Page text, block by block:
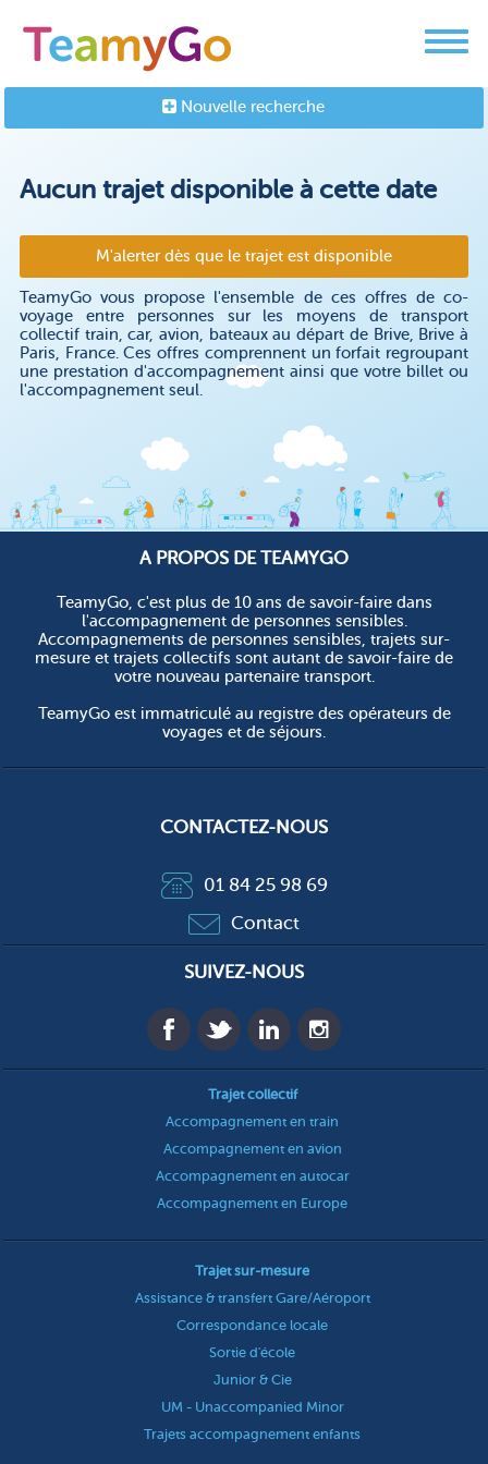
Nouvelle recherche
Aucun trajet disponible à cette date
M'alerter dès que le trajet est disponible
TeamyGo vous propose l'ensemble de ces offres de co-
voyage entre personnes sur les moyens de transport
collectif train, car, avion, bateaux au départ de Brive, Brive à
Paris, France. Ces offres comprennent un forfait regroupant
une prestation d'accompagnement ainsi que votre billet ou
l'accompagnement seul.
A PROPOS DE TEAMYGO
TeamyGo, c'est plus de 10 ans de savoir-faire dans
l'accompagnement de personnes sensibles.
Accompagnements de personnes sensibles, trajets sur-
mesure et trajets collectifs sont autant de savoir-faire de
votre nouveau partenaire transport.
TeamyGo est immatriculé au registre des opérateurs de
voyages et de séjours.
CONTACTEZ-NOUS
01 84 25 98 69
Contact
SUIVEZ-NOUS
Trajet collectif
Accompagnement en train
Accompagnement en avion
Accompagnement en autocar
Accompagnement en Europe
Trajet sur-mesure
Assistance & transfert Gare/Aéroport
Correspondance locale
Sortie d'école
Junior & Cie
UM - Unaccompanied Minor
Trajets accompagnement enfants